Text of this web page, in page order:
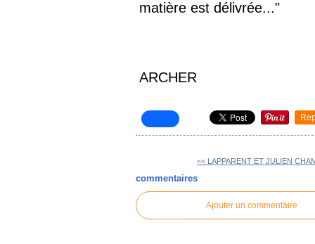
matière est délivrée..."
ARCHER
<< LAPPARENT ET JULIEN
commentaires
Ajouter un commentaire